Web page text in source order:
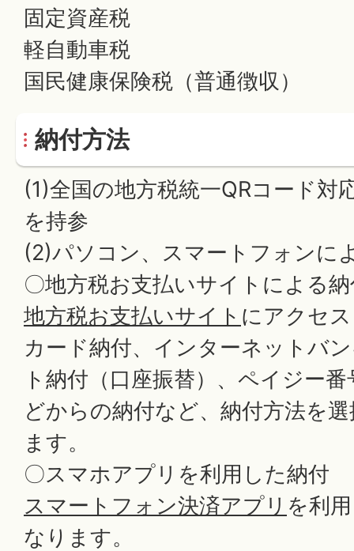
固定資産税
軽自動車税
国民健康保険税（普通徴収）
納付方法
(1)全国の地方税統一QRコード対
を持参
(2)パソコン、スマートフォンに
〇地方税お支払いサイトによる
地方税お支払いサイト にアクセ
カード納付、インターネットバ
ト納付（口座振替）、ペイジー
どからの納付など、納付方法を
ます。
〇スマホアプリを利用した納付
スマートフォン決済アプリ を利
なります。